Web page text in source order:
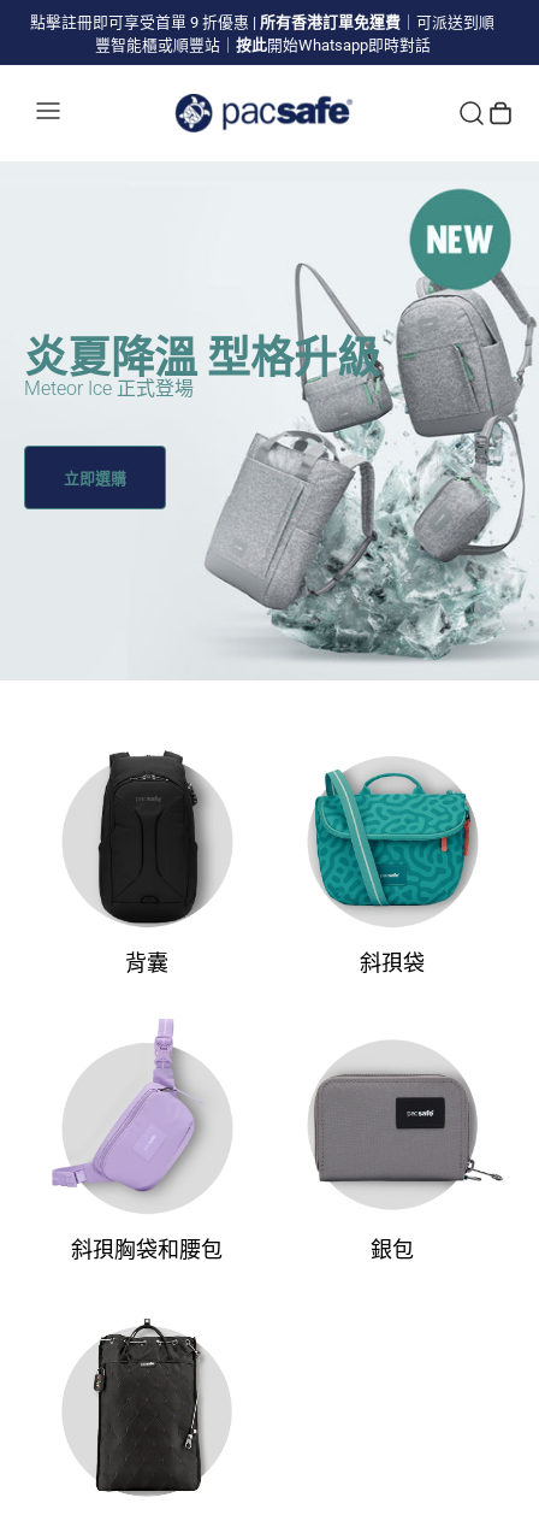
點擊註冊即可享受首單 9 折優惠 | 所有香港訂單免運費 ｜可派送到順
豐智能櫃或順豐站｜ 按此開始Whatsapp即時對話
炎夏降溫 型格升級
Meteor Ice 正式登場
立即選購
背囊 斜孭袋
斜孭胸袋和腰包 銀包